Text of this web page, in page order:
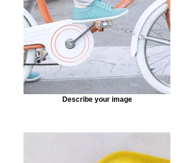
Describe your image